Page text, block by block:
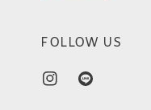
FOLLOW US